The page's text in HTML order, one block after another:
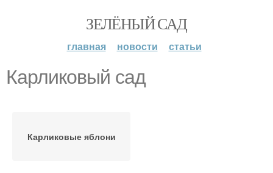
ЗЕЛЁНЫЙ САД
главная новости статьи
Карликовый сад
Карликовые яблони